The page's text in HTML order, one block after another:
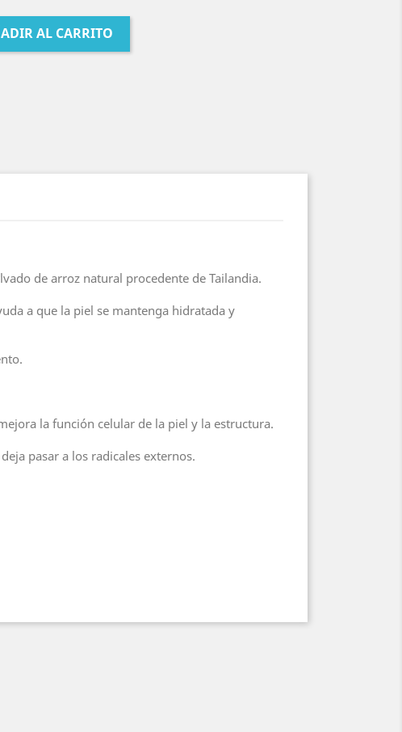
AL CARRITO
de arroz natural procedente de Tailandia.
a que la piel se mantenga hidratada y
la función celular de la piel y la estructura.
pasar a los radicales externos.